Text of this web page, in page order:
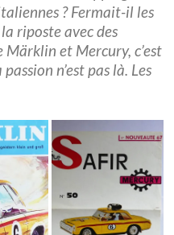
? Fermait-il les
riposte avec des
et Mercury, c’est
n’est pas là. Les